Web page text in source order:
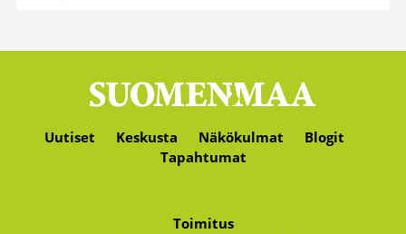
Uutiset Keskusta Näkökulmat
Blogit
Tapahtumat
Toimitus